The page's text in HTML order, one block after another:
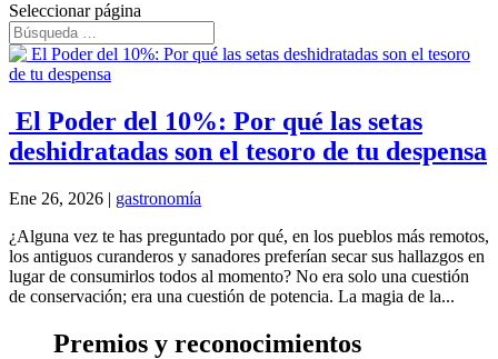
Seleccionar página
El Poder del 10%: Por qué las setas
deshidratadas son el tesoro de tu despensa
Ene 26, 2026 | gastronomía
¿Alguna vez te has preguntado por qué, en los pueblos más remotos,
los antiguos curanderos y sanadores preferían secar sus hallazgos en
lugar de consumirlos todos al momento? No era solo una cuestión
de conservación; era una cuestión de potencia. La magia de la...
Premios y reconocimientos